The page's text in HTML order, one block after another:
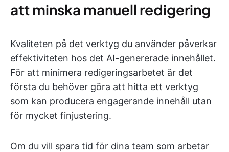
att minska manuell redigering
Kvaliteten på det verktyg du använder påverkar
effektiviteten hos det AI-genererade innehållet.
För att minimera redigeringsarbetet är det
första du behöver göra att hitta ett verktyg
som kan producera engagerande innehåll utan
för mycket finjustering.
Om du vill spara tid för dina team som arbetar